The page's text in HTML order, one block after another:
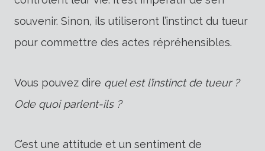
souvenir. Sinon, ils utiliseront l’instinct du tueur
pour commettre des actes répréhensibles.
Vous pouvez dire quel est l’instinct de tueur ?
Ode quoi parlent-ils ?
C’est une attitude et un sentiment de